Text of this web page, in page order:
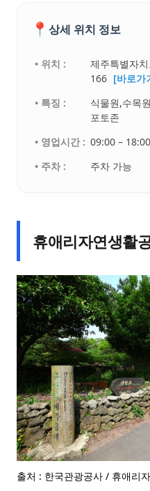
📍 상세 위치 정보
• 위치 :
제주특별자
166 [바로가
• 특징 :
식물원,수목
포토존
• 영업시간 : 09:00 –
• 주차 :
주차 가능
휴애리자연생활
출처 : 한국관광공사 / 휴애리